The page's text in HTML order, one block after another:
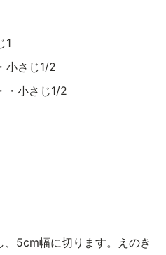
1
小さじ1/2
・小さじ1/2
、5cm幅に切ります。えのき